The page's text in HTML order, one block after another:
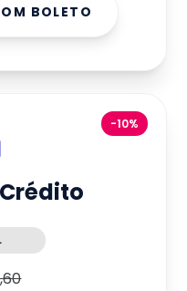
BOLETO
-10%